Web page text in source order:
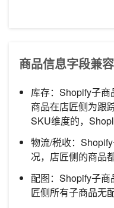
商品信息字段兼
库存：Shopify子
商品在店匠侧为跟
SKU维度的，
物流/税收：
况，店匠侧的商品
配图：Shopify子
匠侧所有子商品无